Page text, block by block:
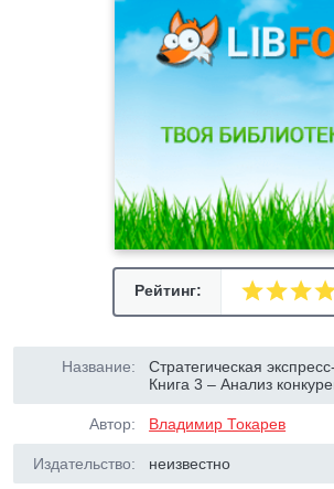
Рейтинг:
Название:
Стратегическая
Книга 3 – Анализ
Автор: Владимир Токарев
Издательство: неизвестно